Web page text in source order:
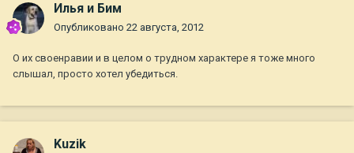
Илья и Бим
Опубликовано 22 августа, 2012
О их своенравии и в целом о трудном характере я тоже много
слышал, просто хотел убедиться.
Kuzik